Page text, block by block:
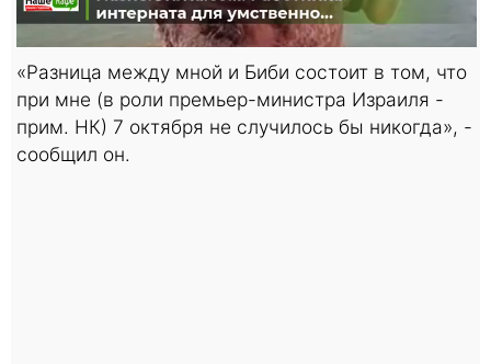
«Разница между мной и Биби состоит в том, что
при мне (в роли премьер-министра Израиля -
прим. НК) 7 октября не случилось бы никогда», -
сообщил он.